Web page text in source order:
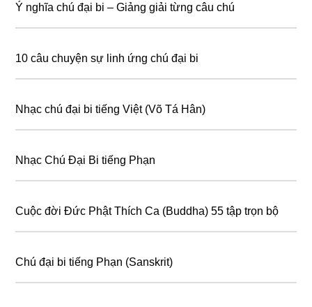
Ý nghĩa chú đại bi – Giảng giải từng câu chú
10 câu chuyện sự linh ứng chú đại bi
Nhạc chú đại bi tiếng Việt (Võ Tá Hân)
Nhạc Chú Đại Bi tiếng Phạn
Cuộc đời Đức Phật Thích Ca (Buddha) 55 tập trọn bộ
Chú đại bi tiếng Phạn (Sanskrit)